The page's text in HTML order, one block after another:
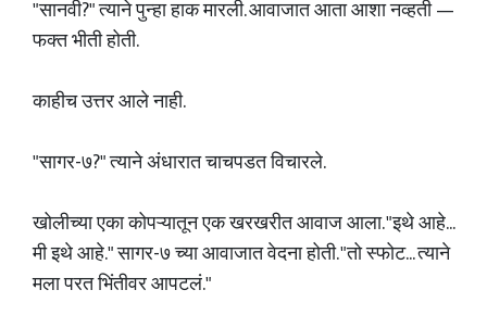
"सानवी?" त्याने पुन्हा हाक मारली. आवाजात आता आशा नव्हती —
फक्त भीती होती.
काहीच उत्तर आले नाही.
"सागर-७?" त्याने अंधारात चाचपडत विचारले.
खोलीच्या एका कोपऱ्यातून एक खरखरीत आवाज आला. "इथे आहे...
मी इथे आहे." सागर-७ च्या आवाजात वेदना होती. "तो स्फोट... त्याने
मला परत भिंतीवर आपटलं."